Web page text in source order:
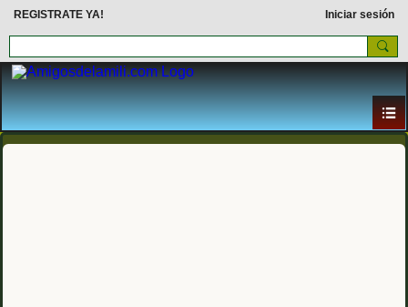
REGISTRATE YA! Iniciar sesión